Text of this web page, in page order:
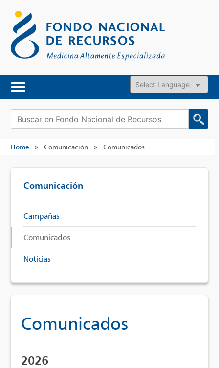
content
Powered by
Buscar:
Home » Comunicación » Comunicados
Comunicación
Campañas
Comunicados
Noticias
Comunicados
2026